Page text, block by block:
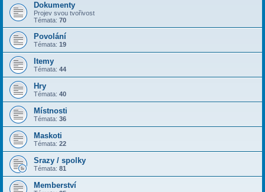
Dokumenty
Projev svou tvořivost
Témata: 70
Povolání
Témata: 19
Itemy
Témata: 44
Hry
Témata: 40
Místnosti
Témata: 36
Maskoti
Témata: 22
Srazy / spolky
Témata: 81
Memberství